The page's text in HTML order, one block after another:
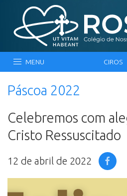
MENU CIROS
Páscoa 2022
Celebremos com
Cristo Ressuscitado
12 de abril de 2022